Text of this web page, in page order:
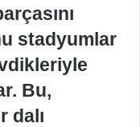
stadyumlar
Bu,
dalı